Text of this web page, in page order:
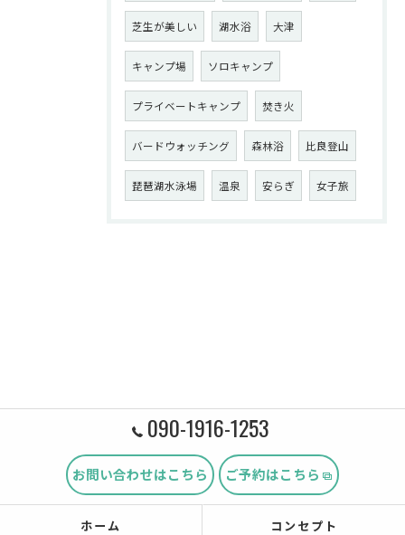
芝生が美しい 湖水浴 大津
キャンプ場 ソロキャンプ
プライベートキャンプ 焚き火
バードウォッチング 森林浴 比良登山
琵琶湖水泳場 温泉 安らぎ 女子旅
090-1916-1253
お問い合わせはこちら ご予約はこちら
ホーム コンセプト